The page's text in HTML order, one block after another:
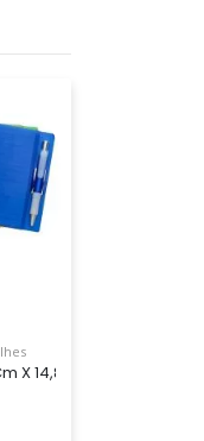
Em 4 Cores.
Com Arte Em 4
Jeito. Bloco De
Calculadora
Ecológico Com
X 14,8 Cm . Bloco